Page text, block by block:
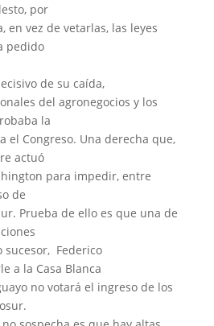
por
en vez de vetarlas, las leyes
pedido
de su caída,
del agronegocios y los
la
el Congreso. Una derecha que,
actuó
para impedir, entre
de
Prueba de ello es que una de
Federico
a la Casa Blanca
no votará el ingreso de los